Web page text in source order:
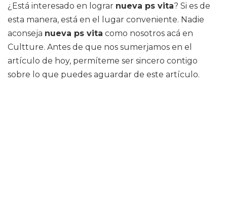
¿Está interesado en lograr nueva ps vita? Si es de
esta manera, está en el lugar conveniente. Nadie
aconseja nueva ps vita como nosotros acá en
Cultture. Antes de que nos sumerjamos en el
artículo de hoy, permíteme ser sincero contigo
sobre lo que puedes aguardar de este artículo.